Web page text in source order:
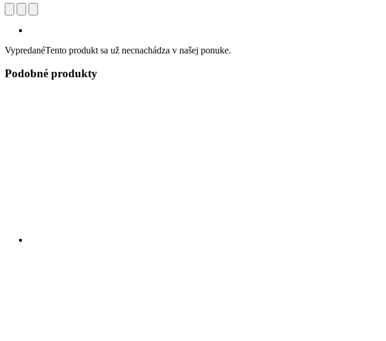
VypredanéTento produkt sa už necnachádza v našej ponuke.
Podobné produkty